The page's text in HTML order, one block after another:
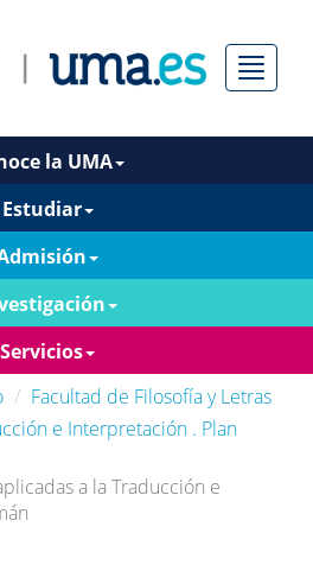
Menú
la UMA
Estudiar
Servicios
Facultad de Filosofía y Letras
e Interpretación . Plan
a la Traducción e